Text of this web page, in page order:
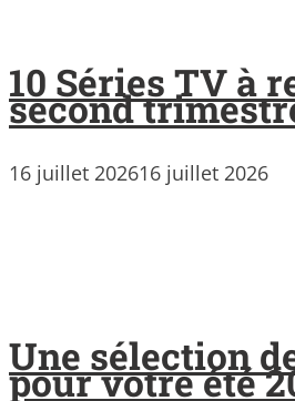
10 Séries TV à
second
16 juillet 202616 juillet 2026
Une sélection
pour votre été